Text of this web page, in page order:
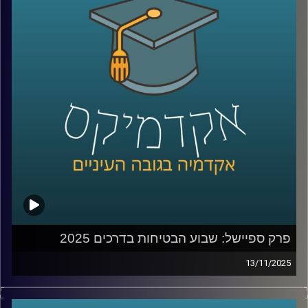
Core-4, שמתאר את ארבעת העוגנים הקריטיים להצלחת
מיזמים וגם של מדינות.
במהלך הפרק נצלול לתוך תהליכי צמיחה, בניית חזון, ניהול
בתקופות של אי-ודאות, יציאה מנקודת מבט של הישרדות
קרדיט תמונות:AudioVersity
פרק ספיישל: שבוע הבטיחות בדרכים 2025
13/11/2025
מאז תחילת מלחמת חרבות ברזל, מדינת ישראל ספגה אובדן
עצום – 1,988 הרוגים מאז ה-7 באוקטובר 2023. אבל בתוך